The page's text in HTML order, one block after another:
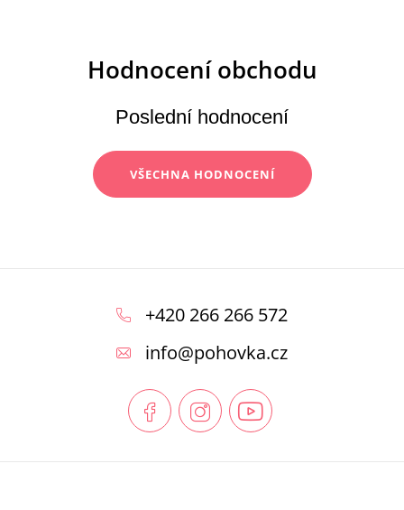
Poslední hodnocení
VŠECHNA HODNOCENÍ
+420 266 266 572
info@pohovka.cz